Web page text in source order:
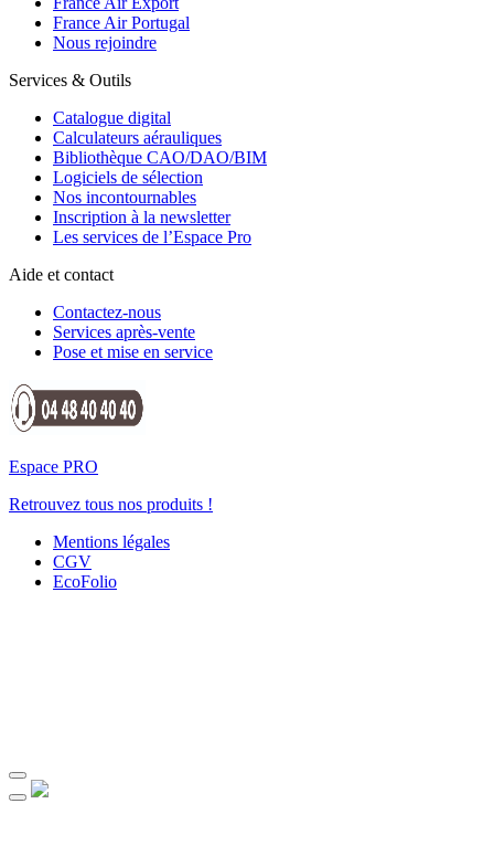
France Air Portugal
Nous rejoindre
Services & Outils
Catalogue digital
Calculateurs aérauliques
Bibliothèque CAO/DAO/BIM
Logiciels de sélection
Nos incontournables
Inscription à la newsletter
Les services de l’Espace Pro
Aide et contact
Contactez-nous
Services après-vente
Pose et mise en service
Espace PRO
Retrouvez tous nos produits !
Mentions légales
CGV
EcoFolio